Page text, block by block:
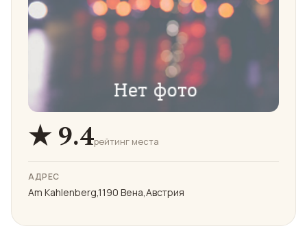
★ 9.4рейтинг места
АДРЕС
Am Kahlenberg,1190 Вена,Австрия